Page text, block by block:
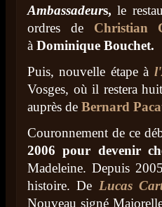
Ambassadeurs,le
ordres de
Christian
à Dominique Bouchet.
Puis, nouvelle étape à
Vosges, où il restera
auprès de Bernard
Couronnement de ce
2006 pour devenir
Madeleine. Depuis
histoire. De Lucas
Nouveau signé